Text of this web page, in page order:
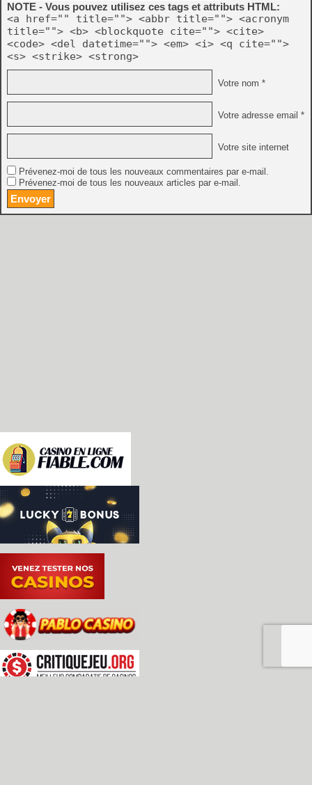
NOTE - Vous pouvez utilisez ces tags et attributs HTML:
<a href="" title=""> <abbr title=""> <acronym
title=""> <b> <blockquote cite=""> <cite>
<code> <del datetime=""> <em> <i> <q cite="">
<s> <strike> <strong>
Votre nom *
Votre adresse email *
Votre site internet
Prévenez-moi de tous les nouveaux commentaires par e-mail.
Prévenez-moi de tous les nouveaux articles par e-mail.